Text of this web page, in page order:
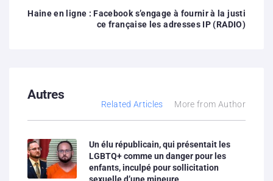
Haine en ligne : Facebook s’engage à fournir à la justi
ce française les adresses IP (RADIO)
Autres
Related Articles More from Author
Un élu républicain, qui présentait les
LGBTQ+ comme un danger pour les
enfants, inculpé pour sollicitation